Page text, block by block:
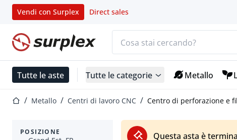
Vendi con Surplex Direct sales
Home
Tutte le aste Tutte le categorie Metallo
Home Metallo Centri di lavoro CNC Centro di perforazione e
Questa asta è
POSIZIONE